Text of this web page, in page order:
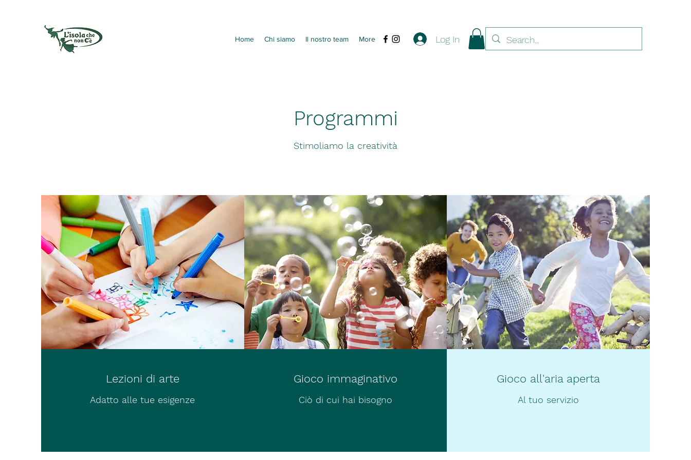
Home Chi siamo Il nostro team More Log In
Programmi
Stimoliamo la creatività
Lezioni di arte
Adatto alle tue esigenze
Gioco immaginativo
Ciò di cui hai bisogno
Gioco all'aria aperta
Al tuo servizio